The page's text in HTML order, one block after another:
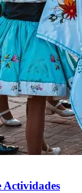
Actividades